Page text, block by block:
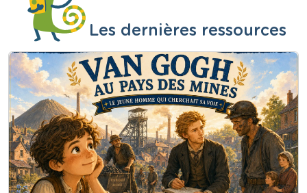
Les dernières ressources